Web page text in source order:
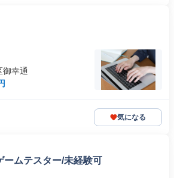
御幸通
気になる
ームテスター/未経験可